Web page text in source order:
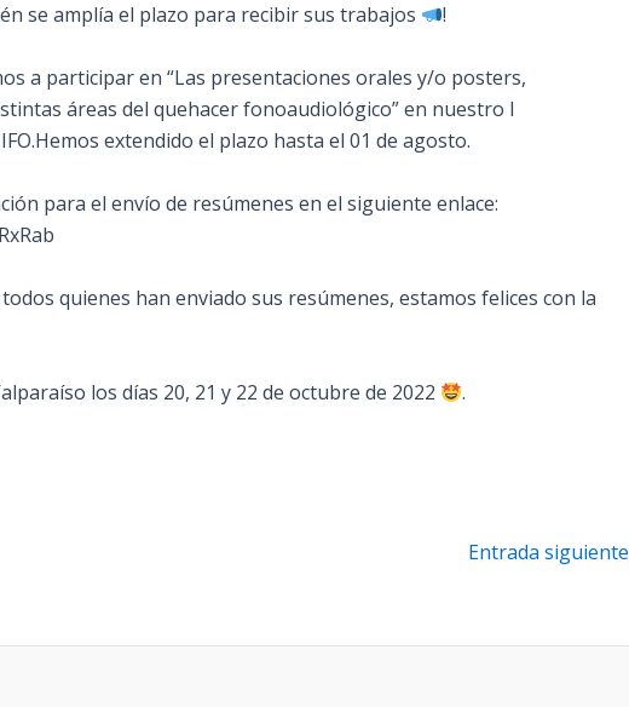
se amplía el plazo para recibir sus trabajos ! ⁣
a participar en “Las presentaciones orales y/o posters,
áreas del quehacer fonoaudiológico” en nuestro I
Hemos extendido el plazo hasta el 01 de agosto. ⁣
para el envío de resúmenes en el siguiente enlace:
todos quienes han enviado sus resúmenes, estamos felices con la
los días 20, 21 y 22 de octubre de 2022 .
Entrada siguiente